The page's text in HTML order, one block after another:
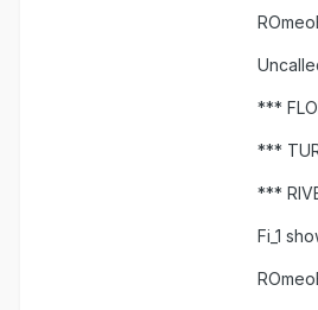
***
***
***
Fi_1